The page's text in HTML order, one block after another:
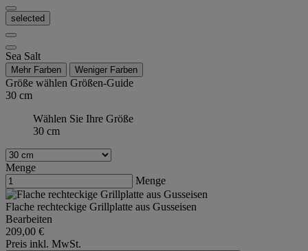
selected
Sea Salt
Mehr Farben Weniger Farben
Größe wählen Größen-Guide
30 cm
Wählen Sie Ihre Größe
30 cm
Menge
Menge
Flache rechteckige Grillplatte aus Gusseisen
Bearbeiten
209,00 €
Preis inkl. MwSt.